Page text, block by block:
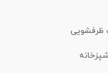
ظرفشویی